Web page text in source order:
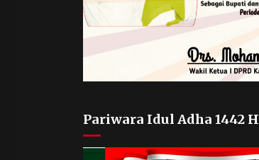
Pariwara Idul Adha 1442 H